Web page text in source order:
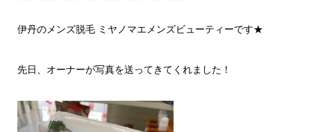
伊丹のメンズ脱毛 ミヤノマエメンズビューティーです★
先日、オーナーが写真を送ってきてくれました！